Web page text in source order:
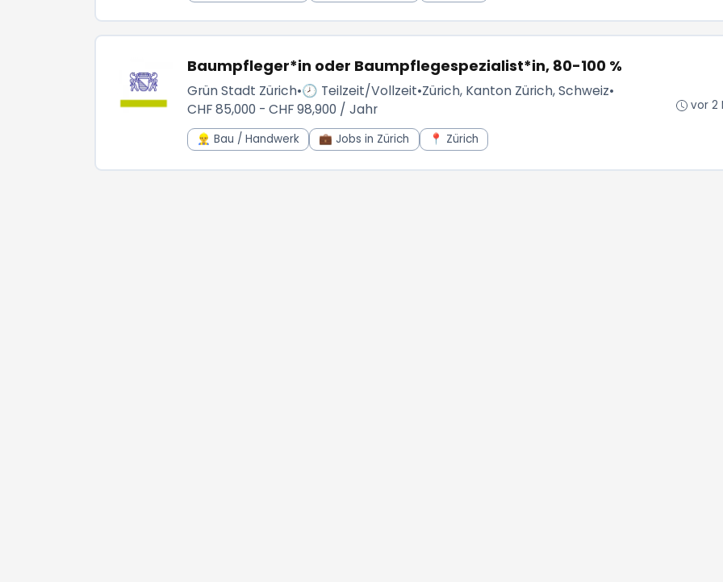
Baumpfleger*in oder Baumpflegespezialist*in, 80-100 %
Grün Stadt Zürich•🕗 Teilzeit/Vollzeit•Zürich, Kanton Zürich, Schweiz•
CHF 85,000 - CHF 98,900 / Jahr
👷‍♂️ Bau / Handwerk 💼 Jobs in Zürich 📍 Zürich
vor 2